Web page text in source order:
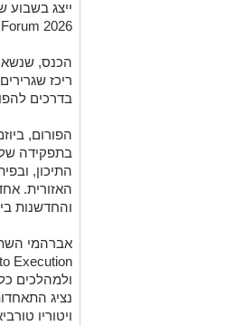
Forum 2026 שנערך בבלגרד, בירת סרביה.
הכנס, שנשא
ריכז
בדרכים
בתפקידה
התיכון,
האזורית.
והחדשנות
ולמהלכים
נציג